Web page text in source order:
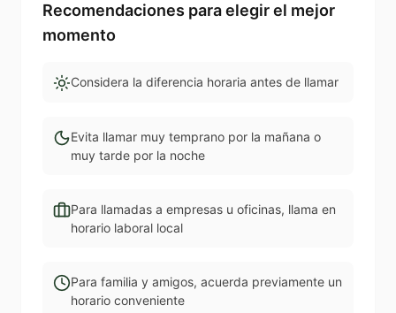
Recomendaciones para elegir el mejor
momento
Considera la diferencia horaria antes de llamar
Evita llamar muy temprano por la mañana o
muy tarde por la noche
Para llamadas a empresas u oficinas, llama en
horario laboral local
Para familia y amigos, acuerda previamente un
horario conveniente